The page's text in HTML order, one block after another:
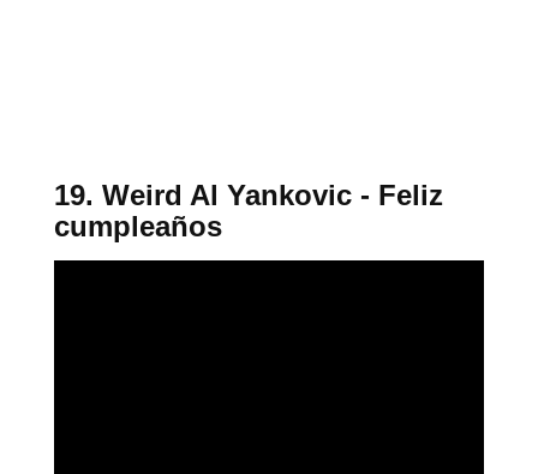
19. Weird Al Yankovic - Feliz
cumpleaños